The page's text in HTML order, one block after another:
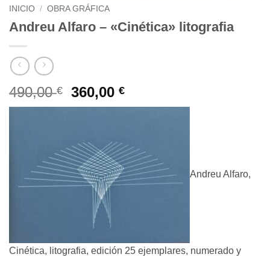
INICIO / OBRA GRÁFICA
Andreu Alfaro – «Cinética» litografia
490,00€
El
precio
490,00 €.
360,00€El
precio
360,00 €.
Andreu Alfaro,
Cinética, litografia, edición 25 ejemplares, numerado y